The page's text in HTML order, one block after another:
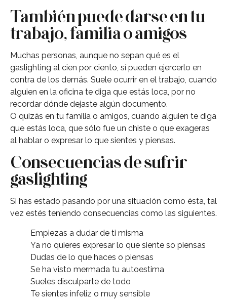
También puede darse en tu
trabajo, familia o amigos
Muchas personas, aunque no sepan qué es el
gaslighting al cien por ciento, sí pueden ejercerlo en
contra de los demás. Suele ocurrir en el trabajo, cuando
alguien en la oficina te diga que estás loca, por no
recordar dónde dejaste algún documento.
O quizás en tu familia o amigos, cuando alguien te diga
que estás loca, que sólo fue un chiste o que exageras
al hablar o expresar lo que sientes y piensas.
Consecuencias de sufrir
gaslighting
Si has estado pasando por una situación como ésta, tal
vez estés teniendo consecuencias como las siguientes.
Empiezas a dudar de ti misma
Ya no quieres expresar lo que siente so piensas
Dudas de lo que haces o piensas
Se ha visto mermada tu autoestima
Sueles disculparte de todo
Te sientes infeliz o muy sensible